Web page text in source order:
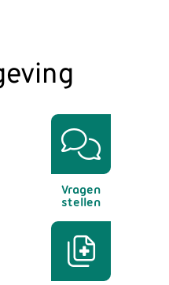
Vragen
stellen